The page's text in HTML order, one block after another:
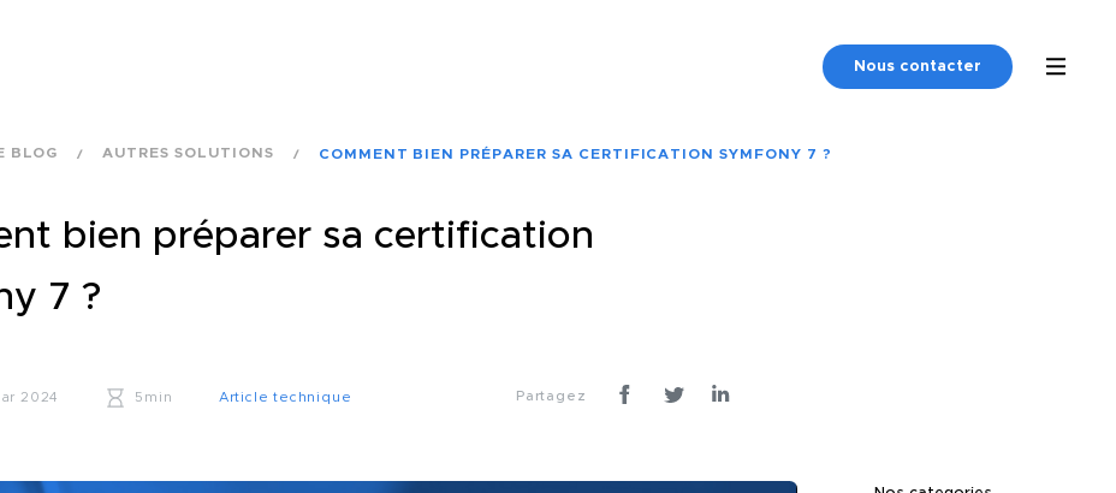
Nous contacter
BLOG AUTRES SOLUTIONS COMMENT BIEN PRÉPARER SA CERTIFICATION SYMFONY 7 ?
bien préparer sa certification
7 ?
2024 5min Article technique Partagez